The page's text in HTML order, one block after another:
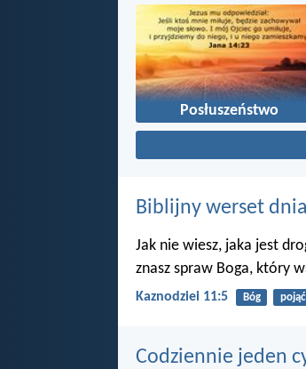
Posłuszeństwo
Biblijny werset dnia
Jak nie wiesz, jaka jest
znasz spraw Boga, który
Kaznodziei 11:5 Bóg pojąć
Codziennie jeden